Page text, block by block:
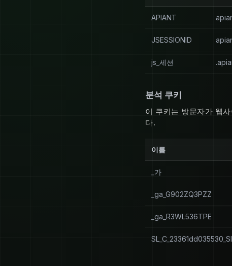
APIANT
JSESSIONID
js_세션
분석 쿠키
이 쿠키는 방문자가 웹
다.
이름
_가
_ga_G902ZQ3PZZ
_ga_R3WL536TPE